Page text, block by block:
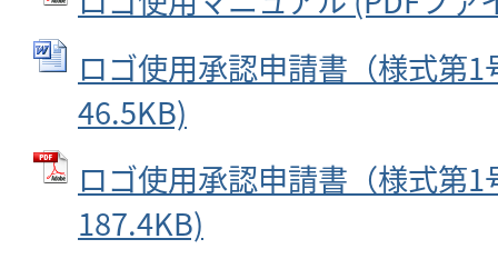
ロゴ使用承認申請書（様式第
46.5KB)
ロゴ使用承認申請書（様式第
187.4KB)